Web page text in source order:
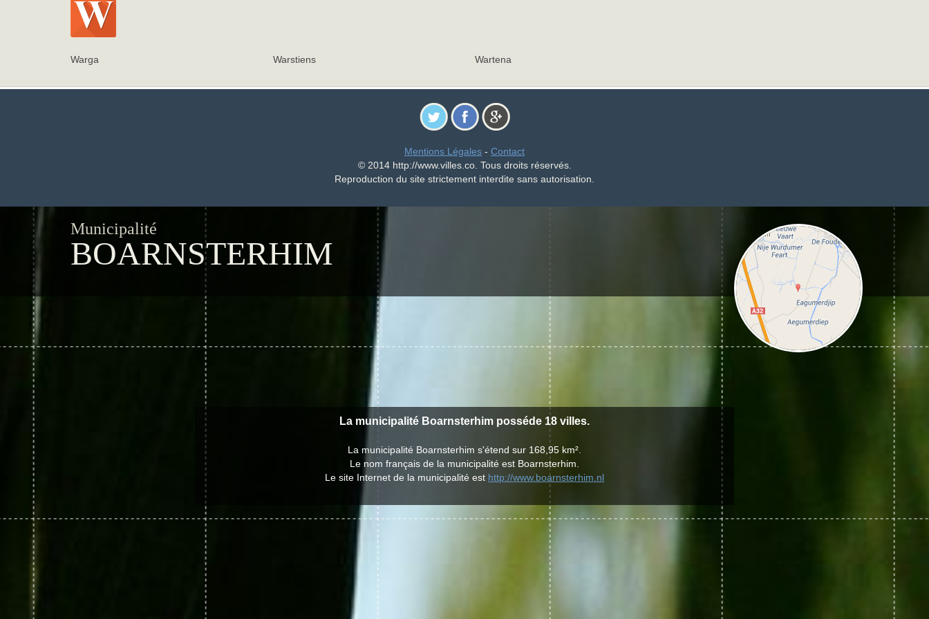
Warga Warstiens Wartena
Mentions Légales - Contact
© 2014 http://www.villes.co. Tous droits réservés.
Reproduction du site strictement interdite sans autorisation.
Municipalité
BOARNSTERHIM
La municipalité Boarnsterhim posséde 18 villes.
La municipalité Boarnsterhim s'étend sur 168,95 km².
Le nom français de la municipalité est Boarnsterhim.
Le site Internet de la municipalité est http://www.boarnsterhim.nl